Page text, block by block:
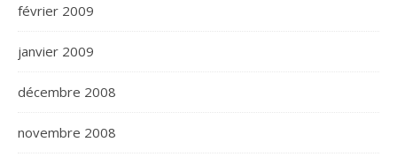
février 2009
janvier 2009
décembre 2008
novembre 2008